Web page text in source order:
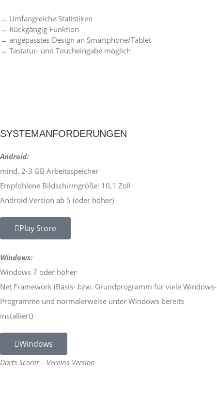
→ Umfangreiche Statistiken
→ Rückgängig-Funktion
→ angepasstes Design an Smartphone/Tablet
→ Tastatur- und Toucheingabe möglich
SYSTEMANFORDERUNGEN
Android:
mind. 2-3 GB Arbeitsspeicher
Empfohlene Bildschirmgröße: 10,1 Zoll
Android Version ab 5 (oder höher)
Play Store
Windows:
Windows 7 oder höher
Net Framework (Basis- bzw. Grundprogramm für viele Windows-
Programme und normalerweise unter Windows bereits
installiert)
Windows
Darts Scorer – Vereins-Version